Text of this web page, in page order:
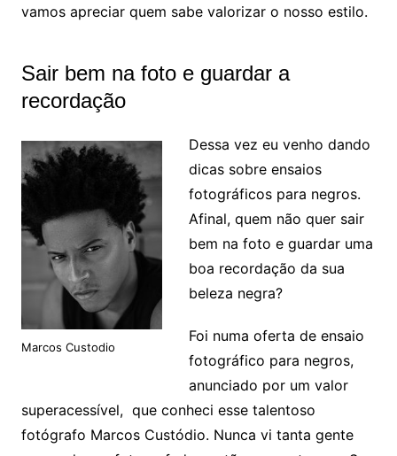
vamos apreciar quem sabe valorizar o nosso estilo.
Sair bem na foto e guardar a
recordação
Marcos Custodio
Dessa vez eu venho dando
dicas sobre ensaios
fotográficos para negros.
Afinal, quem não quer sair
bem na foto e guardar uma
boa recordação da sua
beleza negra?
Foi numa oferta de ensaio
fotográfico para negros,
anunciado por um valor
superacessível, que conheci esse talentoso
fotógrafo Marcos Custódio. Nunca vi tanta gente